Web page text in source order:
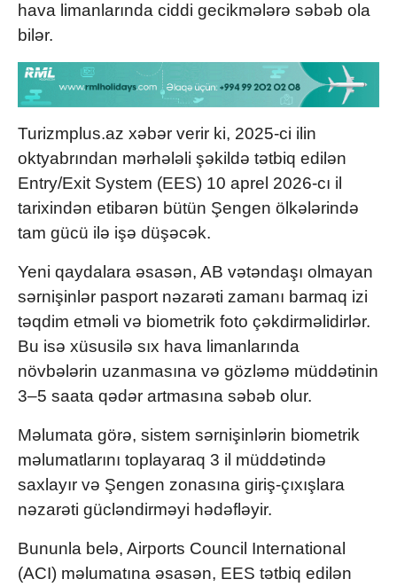
hava limanlarında ciddi gecikmələrə səbəb ola
bilər.
Turizmplus.az xəbər verir ki, 2025-ci ilin
oktyabrından mərhələli şəkildə tətbiq edilən
Entry/Exit System (EES) 10 aprel 2026-cı il
tarixindən etibarən bütün Şengen ölkələrində
tam gücü ilə işə düşəcək.
Yeni qaydalara əsasən, AB vətəndaşı olmayan
sərnişinlər pasport nəzarəti zamanı barmaq izi
təqdim etməli və biometrik foto çəkdirməlidirlər.
Bu isə xüsusilə sıx hava limanlarında
növbələrin uzanmasına və gözləmə müddətinin
3–5 saata qədər artmasına səbəb olur.
Məlumata görə, sistem sərnişinlərin biometrik
məlumatlarını toplayaraq 3 il müddətində
saxlayır və Şengen zonasına giriş-çıxışlara
nəzarəti gücləndirməyi hədəfləyir.
Bununla belə, Airports Council International
(ACI) məlumatına əsasən, EES tətbiq edilən